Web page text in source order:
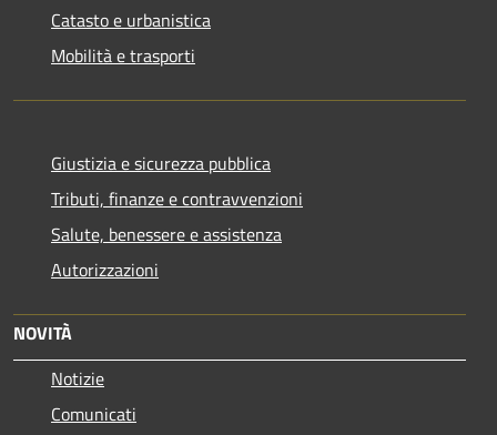
Catasto e urbanistica
Mobilità e trasporti
Giustizia e sicurezza pubblica
Tributi, finanze e contravvenzioni
Salute, benessere e assistenza
Autorizzazioni
NOVITÀ
Notizie
Comunicati